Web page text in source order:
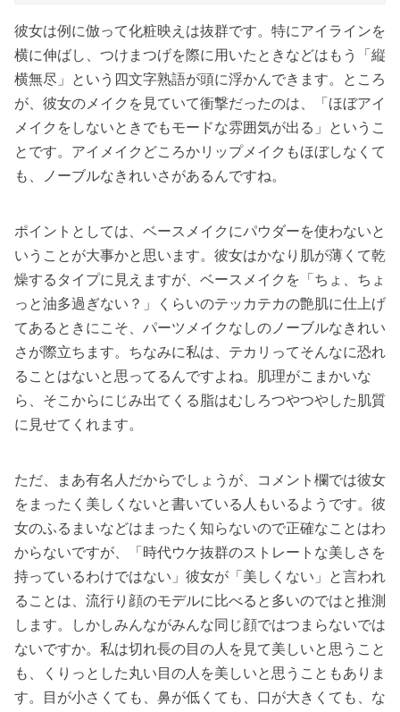
彼女は例に倣って化粧映えは抜群です。特にアイラインを
横に伸ばし、つけまつげを際に用いたときなどはもう「縦
横無尽」という四文字熟語が頭に浮かんできます。ところ
が、彼女のメイクを見ていて衝撃だったのは、「ほぼアイ
メイクをしないときでもモードな雰囲気が出る」というこ
とです。アイメイクどころかリップメイクもほぼしなくて
も、ノーブルなきれいさがあるんですね。
ポイントとしては、ベースメイクにパウダーを使わないと
いうことが大事かと思います。彼女はかなり肌が薄くて乾
燥するタイプに見えますが、ベースメイクを「ちょ、ちょ
っと油多過ぎない？」くらいのテッカテカの艶肌に仕上げ
てあるときにこそ、パーツメイクなしのノーブルなきれい
さが際立ちます。ちなみに私は、テカリってそんなに恐れ
ることはないと思ってるんですよね。肌理がこまかいな
ら、そこからにじみ出てくる脂はむしろつやつやした肌質
に見せてくれます。
ただ、まあ有名人だからでしょうが、コメント欄では彼女
をまったく美しくないと書いている人もいるようです。彼
女のふるまいなどはまったく知らないので正確なことはわ
からないですが、「時代ウケ抜群のストレートな美しさを
持っているわけではない」彼女が「美しくない」と言われ
ることは、流行り顔のモデルに比べると多いのではと推測
します。しかしみんながみんな同じ顔ではつまらないでは
ないですか。私は切れ長の目の人を見て美しいと思うこと
も、くりっとした丸い目の人を美しいと思うこともありま
す。目が小さくても、鼻が低くても、口が大きくても、な